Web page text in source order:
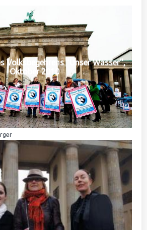
Volksbegehrens "Unser Wasser",
Oktober 2010